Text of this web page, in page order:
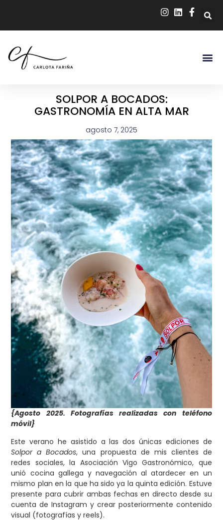
SOLPOR A BOCADOS:
GASTRONOMÍA EN ALTA MAR
agosto 7, 2025
{Agosto 2025. Fotografías realizadas con teléfono
móvil}
Este verano he asistido a las dos únicas ediciones de
Solpor a Bocados, una propuesta de mis clientes de
redes sociales, la Asociación Vigo Gastronómico, que
unió cocina gallega y navegación al atardecer en un
mismo plan en la que ha sido ya la quinta edición. Estuve
presente para cubrir ambas fechas en directo desde su
cuenta de Instagram y crear posteriormente contenido
visual (fotografías y reels).